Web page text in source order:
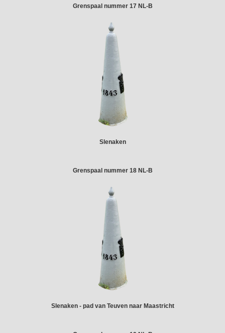
Grenspaal nummer 17 NL-B
Slenaken
Grenspaal nummer 18 NL-B
Slenaken - pad van Teuven naar Maastricht